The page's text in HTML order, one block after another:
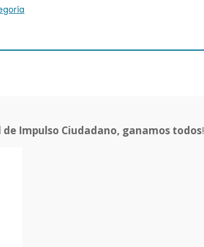
Impulso Ciudadano, ganamos todos!